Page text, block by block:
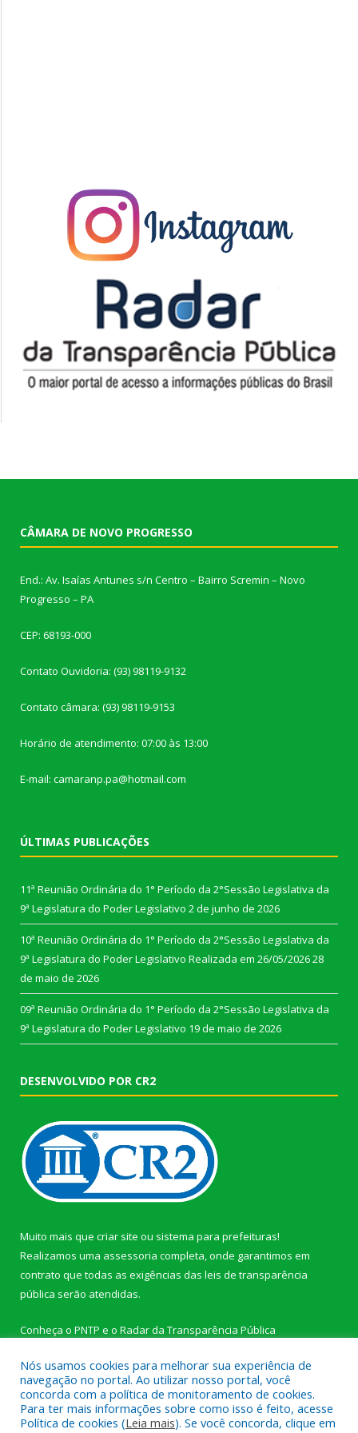
CÂMARA DE NOVO PROGRESSO
End.: Av. Isaías Antunes s/n Centro – Bairro Scremin – Novo
Progresso – PA
CEP: 68193-000
Contato Ouvidoria: (93) 98119-9132
Contato câmara: (93) 98119-9153
Horário de atendimento: 07:00 às 13:00
E-mail: camaranp.pa@hotmail.com
ÚLTIMAS PUBLICAÇÕES
11ª Reunião Ordinária do 1° Período da 2°Sessão Legislativa da
9ª Legislatura do Poder Legislativo 2 de junho de 2026
10ª Reunião Ordinária do 1° Período da 2°Sessão Legislativa da
9ª Legislatura do Poder Legislativo Realizada em 26/05/202628
de maio de 2026
09ª Reunião Ordinária do 1° Período da 2°Sessão Legislativa da
9ª Legislatura do Poder Legislativo 19 de maio de 2026
DESENVOLVIDO POR CR2
Muito mais que criar site ou sistema para prefeituras!
Realizamos uma assessoria completa, onde garantimos em
contrato que todas as exigências das leis de transparência
pública serão atendidas.
Conheça o PNTP e o Radar da Transparência Pública
Todos os direitos reservados a Câmara Municipal de Novo
Progresso.
Nós usamos cookies para melhorar sua experiência de
navegação no portal. Ao utilizar nosso portal, você
concorda com a política de monitoramento de cookies.
Para ter mais informações sobre como isso é feito, acesse
Política de cookies (Leia mais). Se você concorda, clique em